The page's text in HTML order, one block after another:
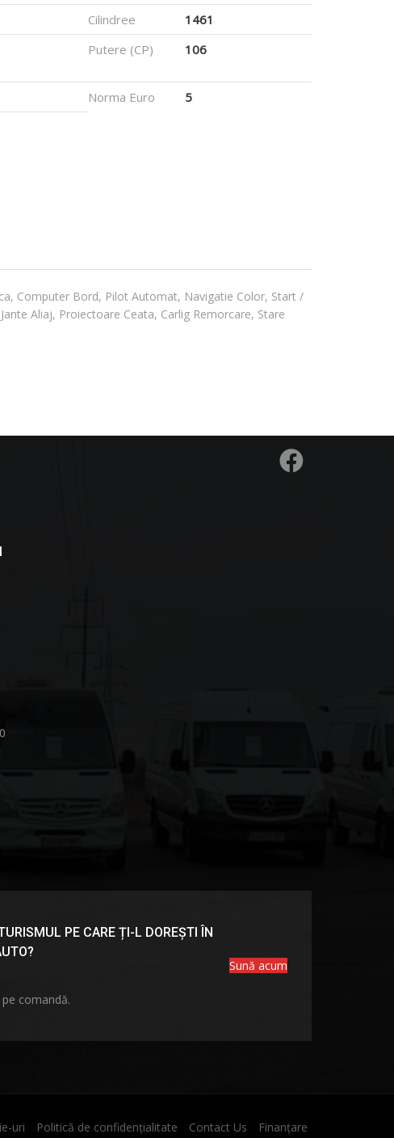
Cilindree
1461
Putere (CP) 106
Norma Euro 5
Computer Bord, Pilot Automat, Navigatie Color, Start /
Aliaj, Proiectoare Ceata, Carlig Remorcare, Stare
PE CARE ȚI-L DOREȘTI ÎN
comandă.
Sună acum
uri Politică de confidențialitate Contact Us
Finanțare